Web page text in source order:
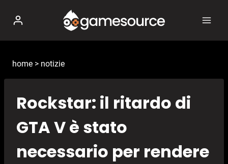
contenuto
home > notizie
Rockstar: il ritardo di
GTA V è stato
necessario per rendere